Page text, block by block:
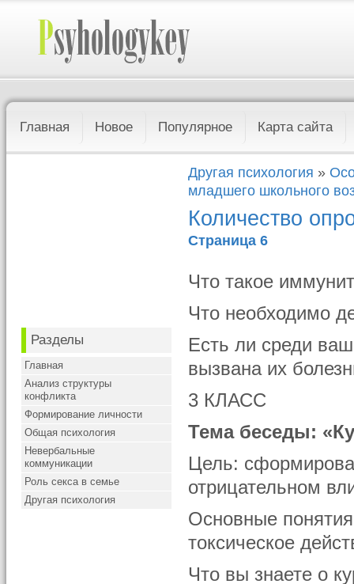
Главная Новое Популярное Карта сайта
Разделы
Главная
Анализ структуры
конфликта
Формирование личности
Общая психология
Невербальные
коммуникации
Роль секса в семье
Другая психология
Другая психология »
младшего школьного
Количество
Страница 6
Что такое
Что необходимо
Есть ли среди
вызвана их
3 КЛАСС
Тема беседы:
Цель:
отрицательном
Основные
токсическое
Что вы знаете о